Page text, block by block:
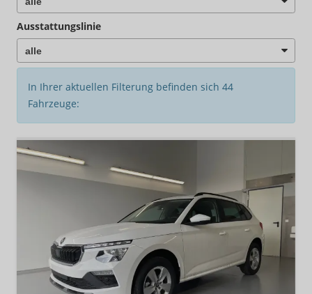
Ausstattungslinie
In Ihrer aktuellen Filterung befinden sich 44
Fahrzeuge: